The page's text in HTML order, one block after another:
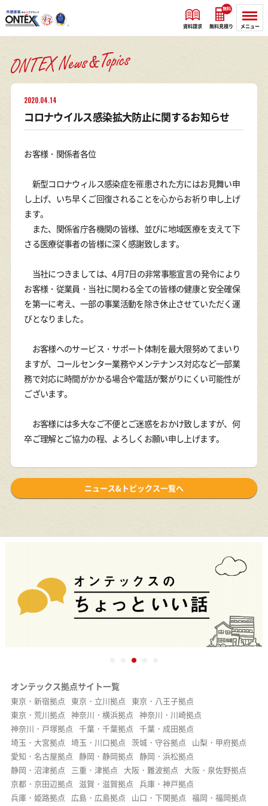
資料請求 無料見積り
無料
メニュー
2020.04.14
コロナウイルス感染拡大防止に関するお知らせ
お客様・関係者各位
新型コロナウィルス感染症を罹患された方にはお見舞い申
し上げ、いち早くご回復されることを心からお祈り申し上げ
ます。
また、関係省庁各機関の皆様、並びに地域医療を支えて下
さる医療従事者の皆様に深く感謝致します。
当社につきましては、4月7日の非常事態宣言の発令により
お客様・従業員・当社に関わる全ての皆様の健康と安全確保
を第一に考え、一部の事業活動を除き休止させていただく運
びとなりました。
お客様へのサービス・サポート体制を最大限努めてまいり
ますが、コールセンター業務やメンテナンス対応など一部業
務で対応に時間がかかる場合や電話が繋がりにくい可能性が
ございます。
お客様には多大なご不便とご迷惑をおかけ致しますが、何
卒ご理解とご協力の程、よろしくお願い申し上げます。
ニュース&トピックス一覧へ
オンテックス拠点サイト一覧
東京・新宿拠点 東京・立川拠点
東京・八王子拠点
東京・荒川拠点 神奈川・横浜拠点 神奈川・川崎拠点
神奈川・戸塚拠点
千葉・千葉拠点
千葉・成田拠点
埼玉・大宮拠点 埼玉・川口拠点 茨城・守谷拠点
山梨・甲府拠点
愛知・名古屋拠点 静岡・静岡拠点 静岡・浜松拠点
静岡・沼津拠点
三重・津拠点 大阪・難波拠点
大阪・泉佐野拠点
京都・京田辺拠点 滋賀・滋賀拠点 兵庫・神戸拠点
兵庫・姫路拠点
広島・広島拠点 山口・下関拠点 福岡・福岡拠点